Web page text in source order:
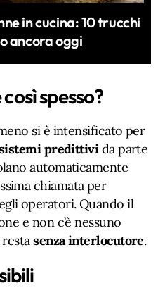
in cucina: 10 trucchi
ancora oggi
spesso?
si è intensificato per
predittivida parte
automaticamente
chiamata per
operatori. Quando il
e non c’è nessuno
restasenza interlocutore.